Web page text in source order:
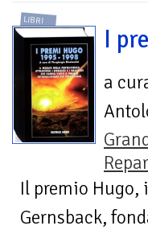
LIBRI
I
a
Il premio
Gernsback,